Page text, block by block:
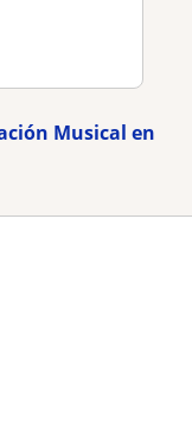
Musical en